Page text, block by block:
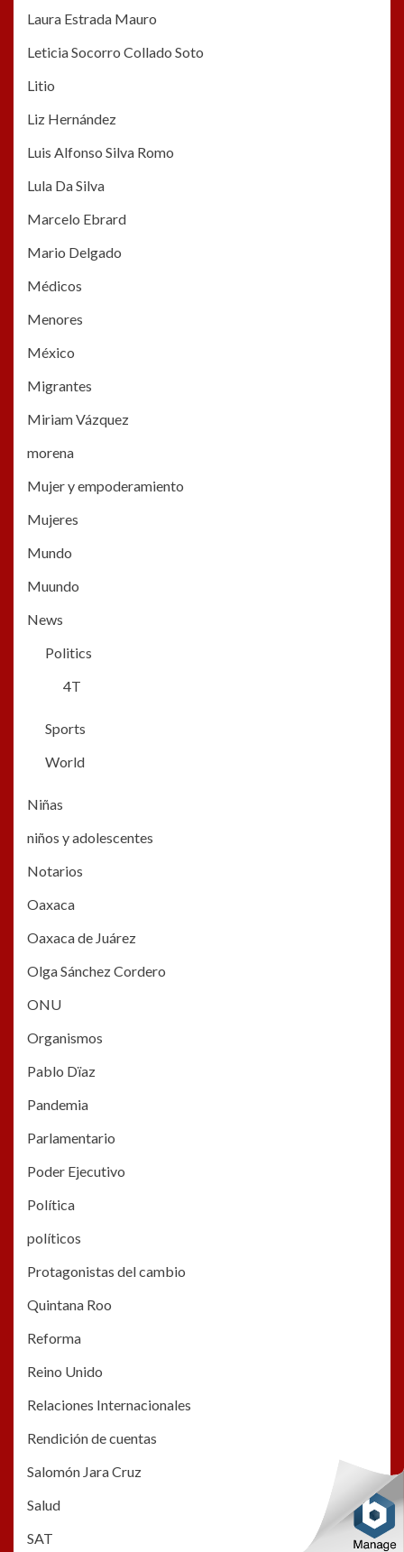
Laura Estrada Mauro
Leticia Socorro Collado Soto
Litio
Liz Hernández
Luis Alfonso Silva Romo
Lula Da Silva
Marcelo Ebrard
Mario Delgado
Médicos
Menores
México
Migrantes
Miriam Vázquez
morena
Mujer y empoderamiento
Mujeres
Mundo
Muundo
News
Politics
4T
Sports
World
Niñas
niños y adolescentes
Notarios
Oaxaca
Oaxaca de Juárez
Olga Sánchez Cordero
ONU
Organismos
Pablo Dïaz
Pandemia
Parlamentario
Poder Ejecutivo
Política
políticos
Protagonistas del cambio
Quintana Roo
Reforma
Reino Unido
Relaciones Internacionales
Rendición de cuentas
Salomón Jara Cruz
Salud
SAT